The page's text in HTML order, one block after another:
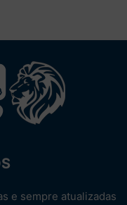
e sempre atualizadas